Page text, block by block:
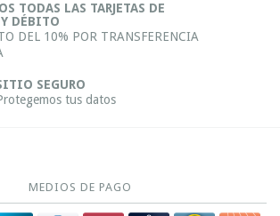
TODAS LAS TARJETAS DE
DÉBITO
DEL 10% POR TRANSFERENCIA
SEGURO
tus datos
MEDIOS DE PAGO